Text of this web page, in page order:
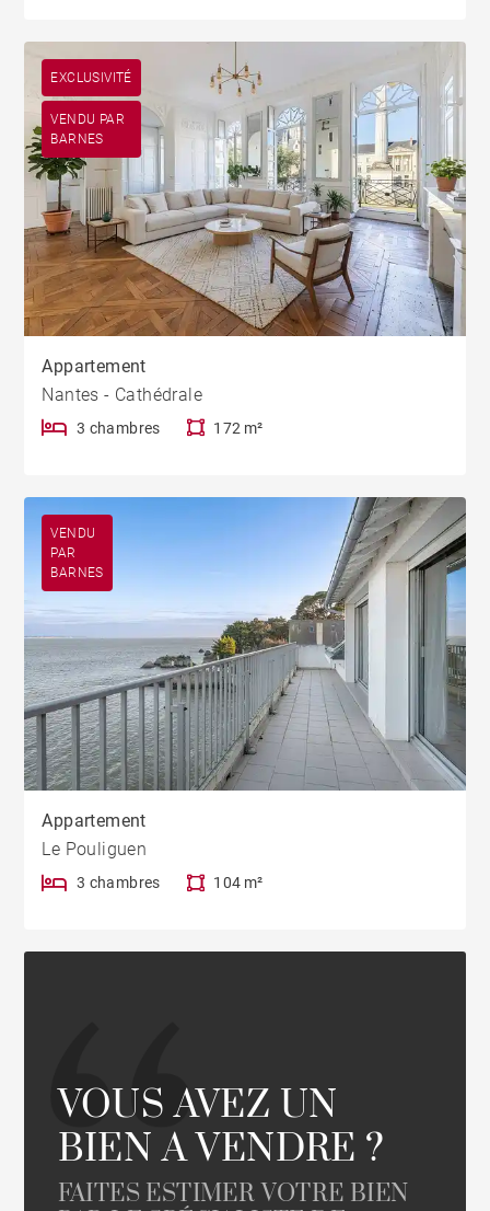
EXCLUSIVITÉ
VENDU PAR
BARNES
Appartement
Nantes - Cathédrale
3 chambres 172 m²
VENDU
PAR
BARNES
Appartement
Le Pouliguen
3 chambres 104 m²
VOUS AVEZ UN
BIEN A VENDRE ?
FAITES ESTIMER VOTRE BIEN